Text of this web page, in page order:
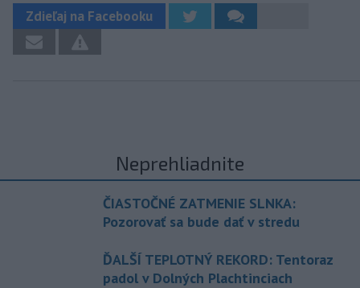
Zdieľaj na Facebooku
Neprehliadnite
ČIASTOČNÉ ZATMENIE SLNKA:
Pozorovať sa bude dať v stredu
ĎALŠÍ TEPLOTNÝ REKORD: Tentoraz
padol v Dolných Plachtinciach